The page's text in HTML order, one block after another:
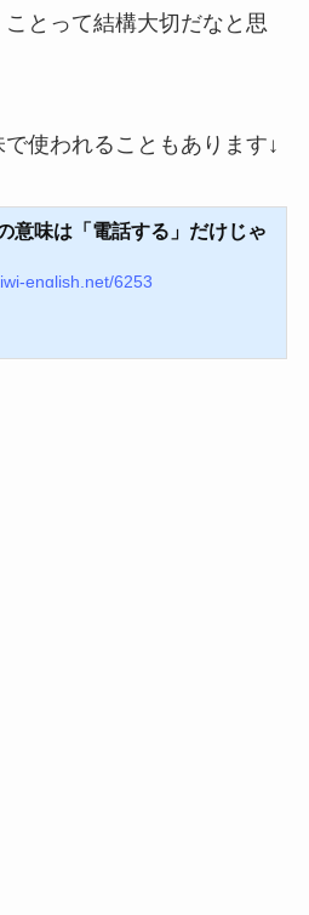
とって結構大切だなと思
で使われることもあります↓
意味は「電話する」だけじゃ
english.net/6253